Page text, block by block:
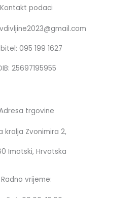
b
o
o
k
a
g
r
a
m
Kontakt podaci
095 199 1627
25697195955
trgovine
kralja Zvonimira 2,
Imotski, Hrvatska
Radno vrijeme: